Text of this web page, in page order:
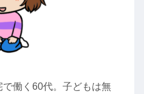
働く60代。子どもは無